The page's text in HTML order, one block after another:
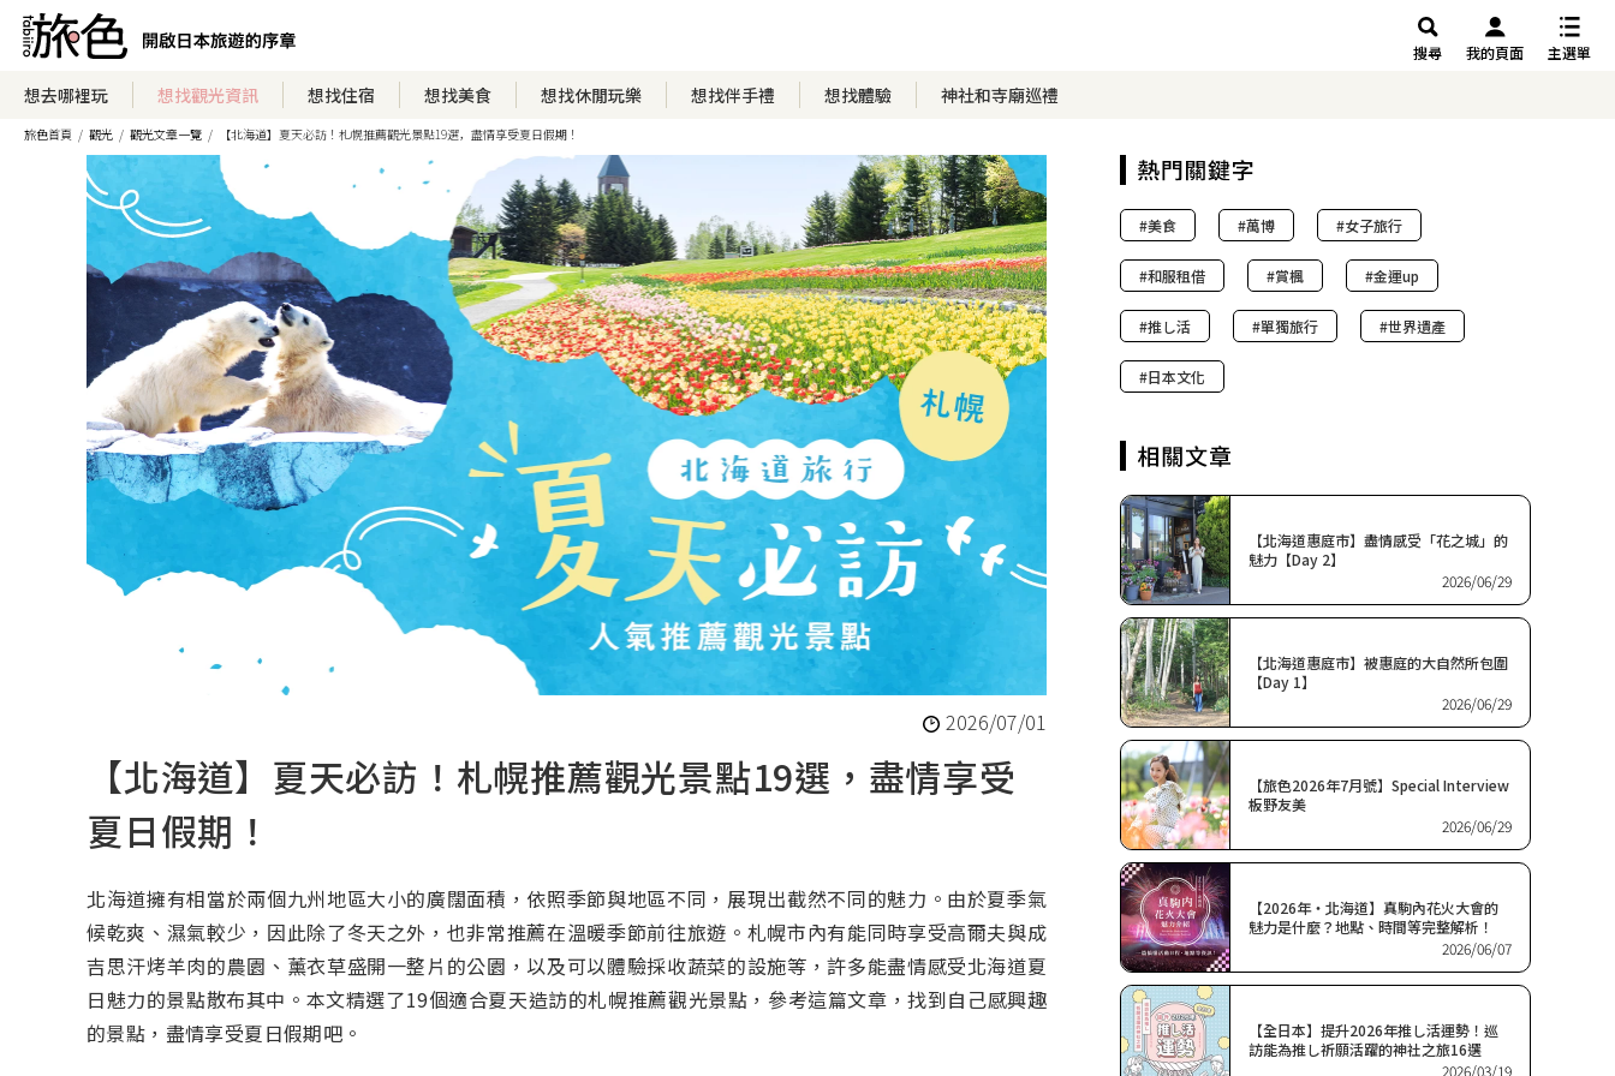
搜尋 我的頁面 主選單
想去哪裡玩 想找觀光資訊 想找住宿 想找美食 想找休閒玩樂 想找伴手禮 想找體驗 神社和寺廟巡禮
旅色首頁 觀光 觀光文章一覽 【北海道】夏天必訪！札幌推薦觀光景點19選，盡情享受夏日假期！
2026/07/01
【北海道】夏天必訪！札幌推薦觀光景點19選，盡情享受
夏日假期！
北海道擁有相當於兩個九州地區大小的廣闊面積，依照季節與地區不同，展現出截然不同的魅力。由於夏季氣
候乾爽、濕氣較少，因此除了冬天之外，也非常推薦在溫暖季節前往旅遊。札幌市內有能同時享受高爾夫與成
吉思汗烤羊肉的農園、薰衣草盛開一整片的公園，以及可以體驗採收蔬菜的設施等，許多能盡情感受北海道夏
日魅力的景點散布其中。本文精選了19個適合夏天造訪的札幌推薦觀光景點，參考這篇文章，找到自己感興趣
的景點，盡情享受夏日假期吧。
美食 萬博 女子旅行
和服租借 賞楓 金運up
推し活 單獨旅行 世界遺產
日本文化
【北海道惠庭市】盡情感受「花之城」的
魅力【Day 2】
2026/06/29
【北海道惠庭市】被惠庭的大自然所包圍
【Day 1】
2026/06/29
【旅色2026年7月號】Special Interview
板野友美
2026/06/29
【2026年・北海道】真駒內花火大會的
魅力是什麼？地點、時間等完整解析！
2026/06/07
【全日本】提升2026年推し活運勢！巡
訪能為推し祈願活躍的神社之旅16選
2026/03/19